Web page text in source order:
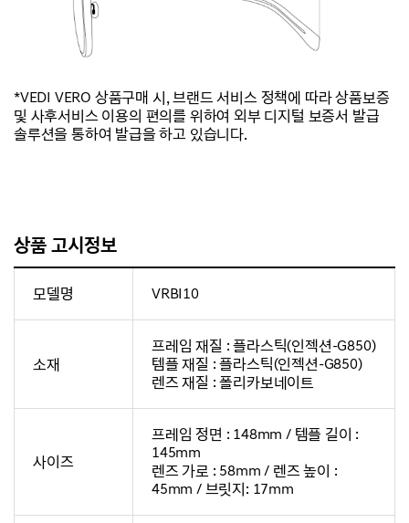
*VEDI VERO 상품구매 시, 브랜드 서비스 정책에 따라 상품보증
및 사후서비스 이용의 편의를 위하여 외부 디지털 보증서 발급
솔루션을 통하여 발급을 하고 있습니다.
상품 고시정보
모델명 VRBI10
소재
프레임 재질 : 플라스틱(인젝션-G850)
템플 재질 : 플라스틱(인젝션-G850)
렌즈 재질 : 폴리카보네이트
사이즈
프레임 정면 : 148mm / 템플 길이 :
145mm
렌즈 가로 : 58mm / 렌즈 높이 :
45mm / 브릿지: 17mm